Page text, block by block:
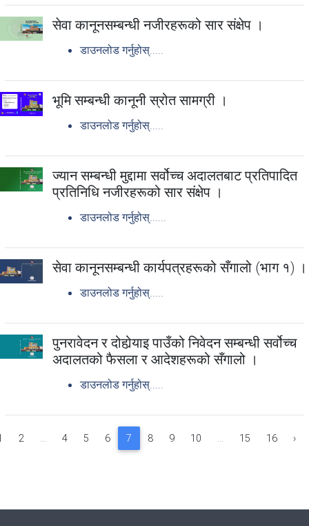
सेवा कानूनसम्बन्धी नजीरहरूको सार संक्षेप ।
डाउनलोड गर्नुहोस्.....
भूमि सम्बन्धी कानूनी स्रोत सामग्री ।
डाउनलोड गर्नुहोस्.....
ज्यान सम्बन्धी मुद्दामा सर्वोच्च अदालतबाट प्रतिपादित
प्रतिनिधि नजीरहरूको सार संक्षेप ।
डाउनलोड गर्नुहोस्......
सेवा कानूनसम्बन्धी कार्यपत्रहरूको सँगालो (भाग १) ।
डाउनलोड गर्नुहोस्.....
पुनरावेदन र दोहोर्‍याइ पाउँको निवेदन सम्बन्धी सर्वोच्च
अदालतको फैसला र आदेशहरूको सँगालो ।
डाउनलोड गर्नुहोस्.....
2 ... 4 5 6 7 8 9 10 ... 15 16 ›